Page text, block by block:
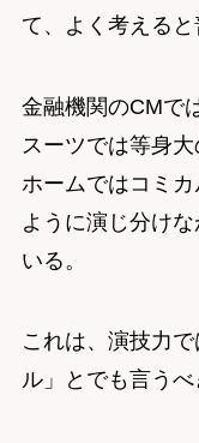
て、よく考えると
金融機関のCMで
スーツでは等身
ホームではコミ
ように演じ分け
いる。
これは、演技力
ル」とでも言うべ